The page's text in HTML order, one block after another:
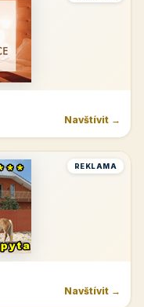
Navštívit →
REKLAMA
Navštívit →